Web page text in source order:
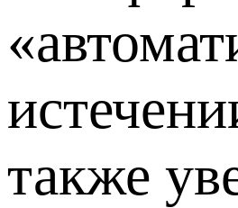
также